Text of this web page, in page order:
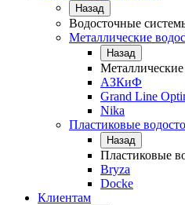
Назад
Водосточные
Металлические
Назад
АЗКиФ
Grand Line
Nika
Пластиковые
Назад
Пластиковые
Bryza
Docke
Клиентам